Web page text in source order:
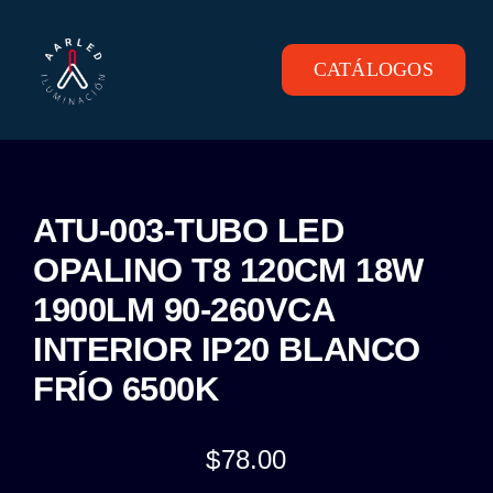
content
INICIO
CONTACTO
CATÁLOGOS
ATU-003-TUBO LED
OPALINO T8 120CM 18W
1900LM 90-260VCA
INTERIOR IP20 BLANCO
FRÍO 6500K
$78.00